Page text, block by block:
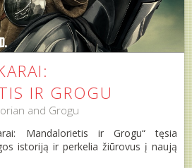
IR GROGU
and Grogu
Mandalorietis ir Grogu“ tęsia
istoriją ir perkelia žiūrovus į naują